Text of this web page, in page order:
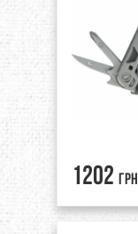
1202 грн